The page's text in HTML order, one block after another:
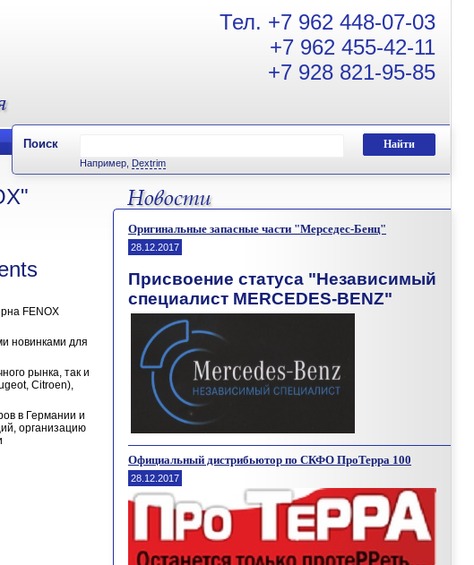
Тел. +7 962 448-07-03
+7 962 455-42-11
+7 928 821-95-85
Поиск
Например, Dextrim
FENOX
новинками для
рынка, так и
Citroen),
в Германии и
организацию
Оригинальные запасные части "Мерседес-Бенц"
28.12.2017
Присвоение статуса "Независимый
специалист MERCEDES-BENZ"
Официальный дистрибьютор по СКФО ПроТерра 100
28.12.2017